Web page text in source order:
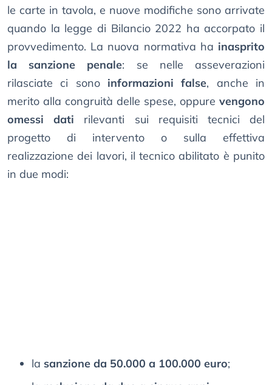
le carte in tavola, e nuove modifiche sono arrivate
quando la legge di Bilancio 2022 ha accorpato il
provvedimento. La nuova normativa ha inasprito
la sanzione penale: se nelle asseverazioni
rilasciate ci sono informazioni false, anche in
merito alla congruità delle spese, oppure vengono
omessi dati rilevanti sui requisiti tecnici del
progetto di intervento o sulla effettiva
realizzazione dei lavori, il tecnico abilitato è punito
in due modi:
la sanzione da 50.000 a 100.000 euro;